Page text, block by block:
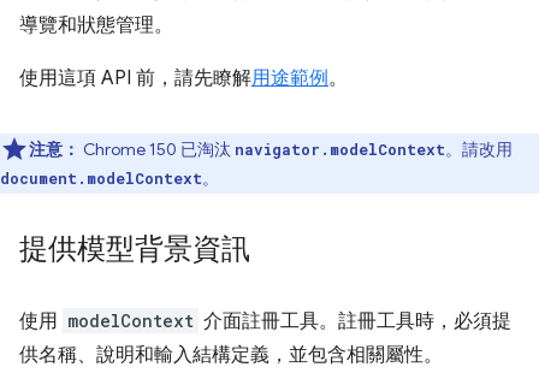
導覽和狀態管理。
使用這項 API 前，請先瞭解用途範例。
注意： Chrome 150 已淘汰 navigator.modelContext。請改用
document.modelContext。
提供模型背景資訊
使用 modelContext 介面註冊工具。註冊工具時，必須提
供名稱、說明和輸入結構定義，並包含相關屬性。